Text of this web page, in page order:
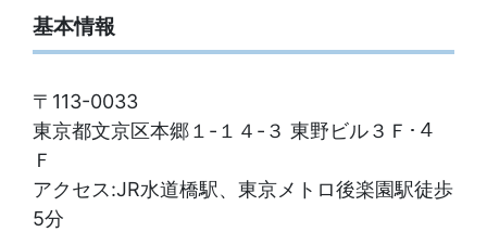
基本情報
〒113-0033
東京都文京区本郷１-１４-３ 東野ビル３Ｆ･４
Ｆ
アクセス:JR水道橋駅、東京メトロ後楽園駅徒歩
5分